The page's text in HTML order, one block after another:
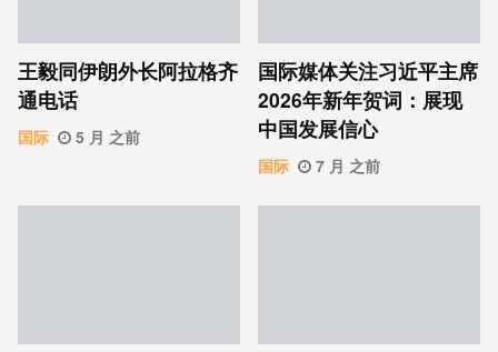
王毅同伊朗外长阿拉格齐
通电话
国际 5 月 之前
国际媒体关注习近平主席
2026年新年贺词：展现
中国发展信心
国际 7 月 之前